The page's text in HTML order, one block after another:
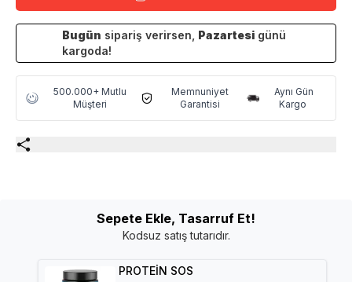
Bugün sipariş verirsen, Pazartesigünü
kargoda!
500.000+ Mutlu
Müşteri
Memnuniyet
Garantisi
Aynı Gün
Kargo
Sepete Ekle, Tasarruf Et!
Kodsuz satış tutarıdır.
PROTEİN SOS